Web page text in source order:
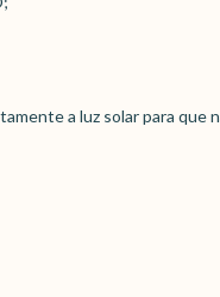
a luz solar para que